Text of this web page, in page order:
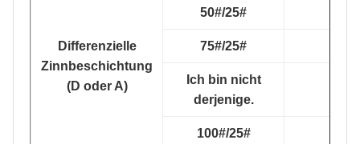
Differenzielle
Zinnbeschichtung
(D oder A)
50#/25#
75#/25#
Ich bin nicht
derjenige.
100#/25#